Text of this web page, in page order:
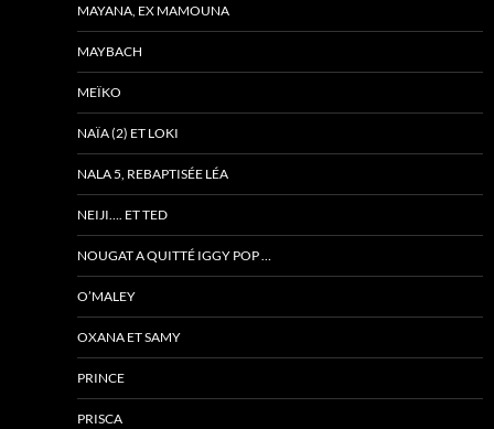
MAYANA, EX MAMOUNA
MAYBACH
MEÏKO
NAÏA (2) ET LOKI
NALA 5, REBAPTISÉE LÉA
NEIJI…. ET TED
NOUGAT A QUITTÉ IGGY POP …
O’MALEY
OXANA ET SAMY
PRINCE
PRISCA